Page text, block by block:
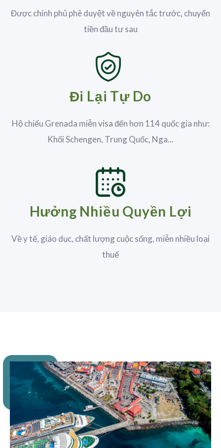
Được chính phủ phê duyệt về nguyên tắc trước, chuyển
tiền đầu tư sau
Đi Lại Tự Do
Hộ chiếu Grenada miễn visa đến hơn 114 quốc gia như:
Khối Schengen, Trung Quốc, Nga...
Hưởng Nhiều Quyền Lợi
Về y tế, giáo dục, chất lượng cuộc sống, miễn nhiều loại
thuế